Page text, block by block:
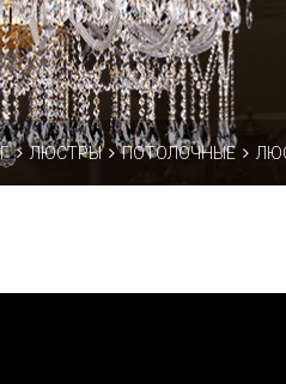
ЛЮСТРЫ ПОТОЛОЧНЫЕ